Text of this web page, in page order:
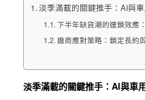
淡季滿載的關鍵推手：AI與
下半年缺貨潮的連鎖效應
廠商應對策略：鎖定長約
淡季滿載的關鍵推手：AI與車